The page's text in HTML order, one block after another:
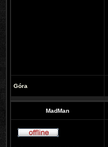
Góra
MadMan